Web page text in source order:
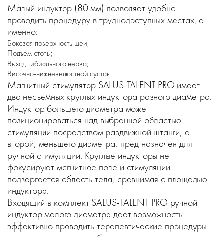
Малый индуктор (80 мм) позволяет удобно
проводить процедуру в труднодоступных местах, а
именно:
Боковая поверхность шеи;
Подъем стопы;
Выход тибиального нерва;
Височно-нижнечелюстной сустав
Магнитный стимулятор SALUS-TALENT PRO имеет
два несъёмных круглых индуктора разного диаметра.
Индуктор большего диаметра может
позиционироваться над выбранной областью
стимуляции посредством раздвижной штанги, а
второй, меньшего диаметра, пред назначен для
ручной стимуляции. Круглые индукторы не
фокусируют магнитное поле и стимуляции
подвергается область тела, сравнимая с площадью
индуктора.
Входящий в комплект SALUS-TALENT PRO ручной
индуктор малого диаметра дает возможность
эффективно проводить терапевтические процедуры